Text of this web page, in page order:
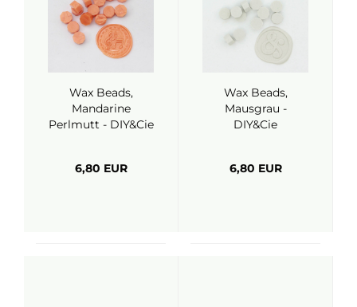
Wax Beads,
Mandarine
Perlmutt - DIY&Cie
6,80 EUR
Wax Beads,
Mausgrau -
DIY&Cie
6,80 EUR